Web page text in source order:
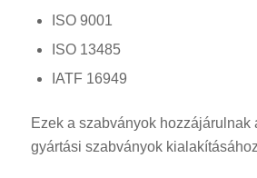
ISO 9001
ISO 13485
IATF 16949
Ezek a szabványok hozzájárulnak
gyártási szabványok